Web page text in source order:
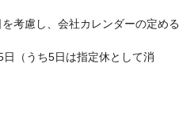
考慮し、会社カレンダーの定める
（うち5日は指定休として消